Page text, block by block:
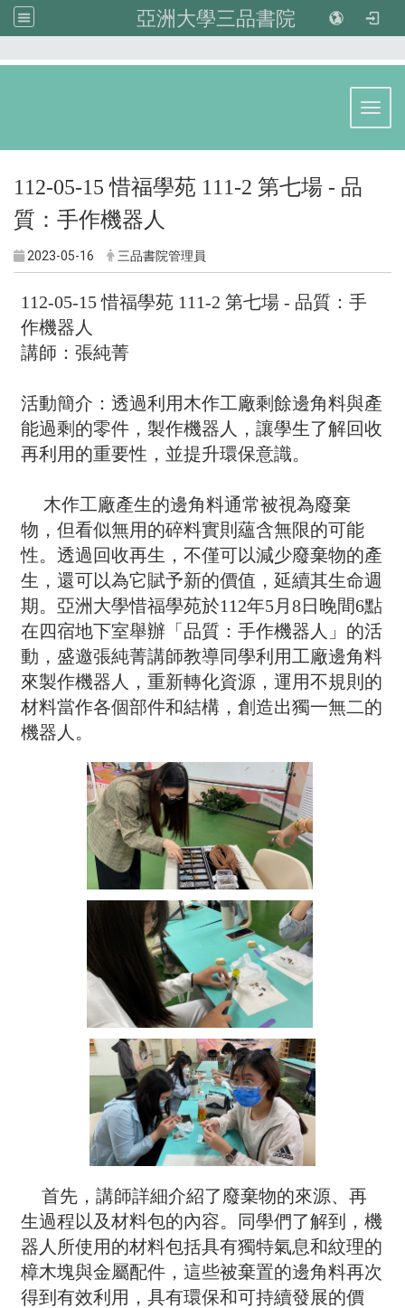
亞洲大學三品書院
112-05-15 惜福學苑 111-2 第七場 - 品
質：手作機器人
2023-05-16 三品書院管理員
112-05-15 惜福學苑 111-2 第七場 - 品質：手
作機器人
講師：張純菁
活動簡介： 透過利用木作工廠剩餘邊角料與產
能過剩的零件，製作機器人，讓學生了解回收
再利用的重要性，並提升環保意識。
木作工廠產生的邊角料通常被視為廢棄
物，但看似無用的碎料實則蘊含無限的可能
性。透過回收再生，不僅可以減少廢棄物的產
生，還可以為它賦予新的價值，延續其生命週
期。亞洲大學惜福學苑於112年5月8日晚間6點
在四宿地下室舉辦「品質：手作機器人」的活
動，盛邀張純菁講師教導同學利用工廠邊角料
來製作機器人，重新轉化資源，運用不規則的
材料當作各個部件和結構，創造出獨一無二的
機器人 。
首先，講師詳細介紹了廢棄物的來源、再
生過程以及材料包的內容。同學們了解到，機
器人所使用的材料包括具有獨特氣息和紋理的
樟木塊與金屬配件，這些被棄置的邊角料再次
得到有效利用，具有環保和可持續發展的價